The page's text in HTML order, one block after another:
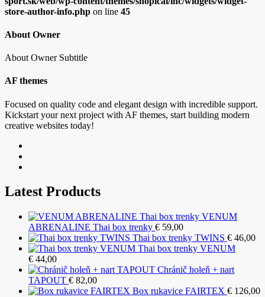
store-author-info.php on line 45
About Owner
About Owner Subtitle
AF themes
Focused on quality code and elegant design with incredible support.
Kickstart your next project with AF themes, start building modern
creative websites today!
Latest Products
VENUM
ABRENALINE Thai box trenky € 59,00
Thai box trenky TWINS € 46,00
Thai box trenky VENUM
€ 44,00
Chránič holeň + nart
TAPOUT € 82,00
Box rukavice FAIRTEX € 126,00